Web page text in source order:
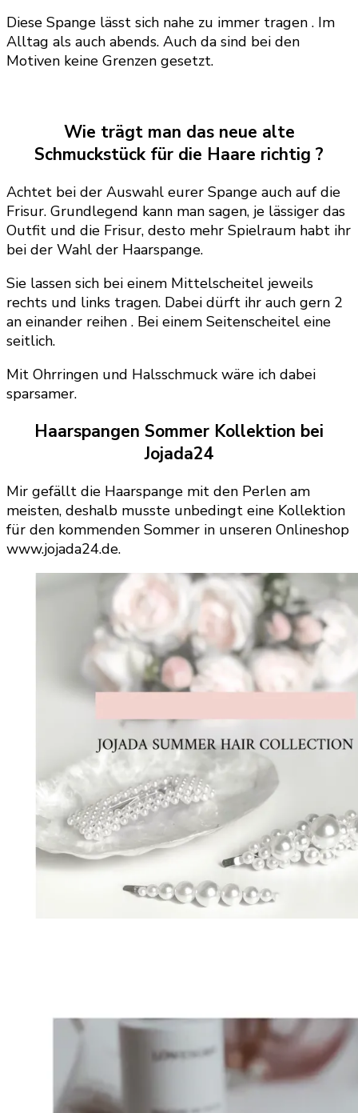
Diese Spange lässt sich nahe zu immer tragen . Im
Alltag als auch abends. Auch da sind bei den
Motiven keine Grenzen gesetzt.
Wie trägt man das neue alte
Schmuckstück für die Haare richtig ?
Achtet bei der Auswahl eurer Spange auch auf die
Frisur. Grundlegend kann man sagen, je lässiger das
Outfit und die Frisur, desto mehr Spielraum habt ihr
bei der Wahl der Haarspange.
Sie lassen sich bei einem Mittelscheitel jeweils
rechts und links tragen. Dabei dürft ihr auch gern 2
an einander reihen . Bei einem Seitenscheitel eine
seitlich.
Mit Ohrringen und Halsschmuck wäre ich dabei
sparsamer.
Haarspangen Sommer Kollektion bei
Jojada24
Mir gefällt die Haarspange mit den Perlen am
meisten, deshalb musste unbedingt eine Kollektion
für den kommenden Sommer in unseren Onlineshop
www.jojada24.de.